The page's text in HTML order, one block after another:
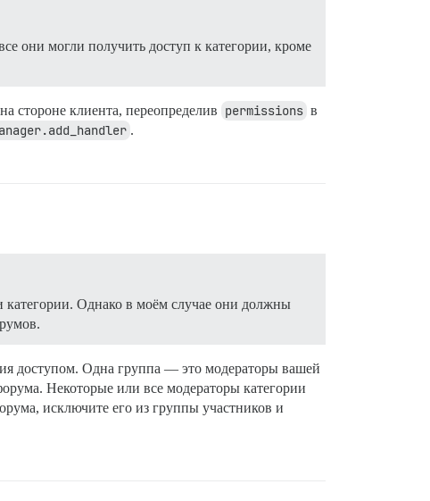
они могли получить доступ к категории, кроме
стороне клиента, переопределив permissions в
.
Однако в моём случае они должны
доступом. Одна группа — это модераторы вашей
Некоторые или все модераторы категории
исключите его из группы участников и